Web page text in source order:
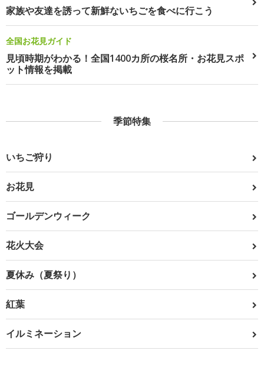
家族や友達を誘って新鮮ないちごを食べに行こう
全国お花見ガイド
見頃時期がわかる！全国1400カ所の桜名所・お花見スポ
ット情報を掲載
季節特集
いちご狩り
お花見
ゴールデンウィーク
花火大会
夏休み（夏祭り）
紅葉
イルミネーション